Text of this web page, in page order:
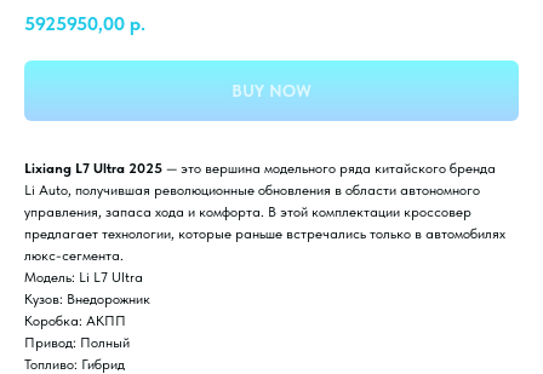
5925950,00 р.
BUY NOW
Lixiang L7 Ultra 2025 — это вершина модельного ряда китайского бренда
Li Auto, получившая революционные обновления в области автономного
управления, запаса хода и комфорта. В этой комплектации кроссовер
предлагает технологии, которые раньше встречались только в автомобилях
люкс-сегмента.
Модель: Li L7 Ultra
Кузов: Внедорожник
Коробка: АКПП
Привод: Полный
Топливо: Гибрид